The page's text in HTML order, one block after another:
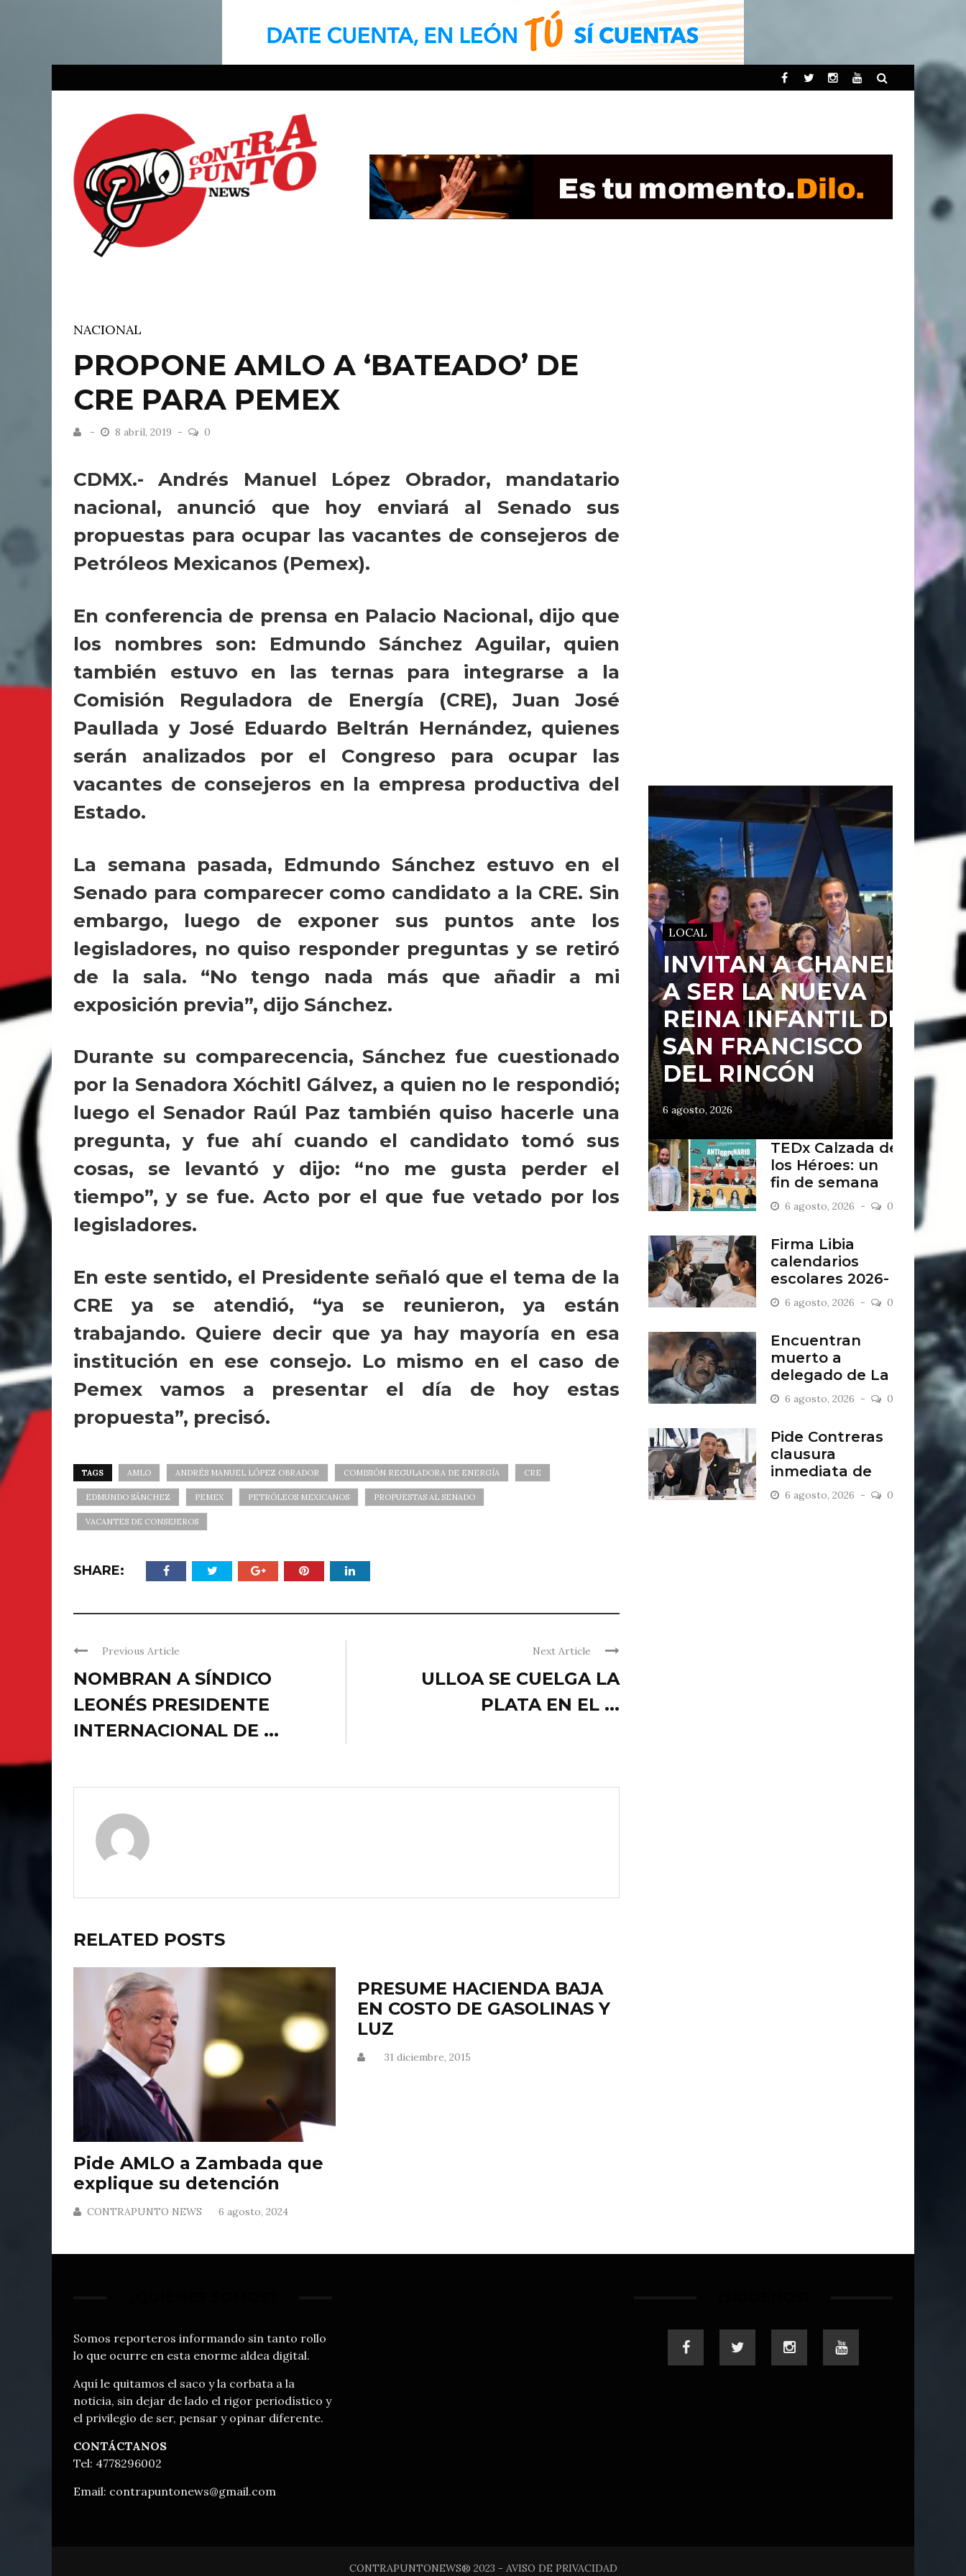
NACIONAL
PROPONE AMLO A ‘BATEADO’ DE
CRE PARA PEMEX
8 abril, 2019 0
CDMX.- Andrés Manuel López Obrador, mandatario
nacional, anunció que hoy enviará al Senado sus
propuestas para ocupar las vacantes de consejeros de
Petróleos Mexicanos (Pemex).
En conferencia de prensa en Palacio Nacional, dijo que
los nombres son: Edmundo Sánchez Aguilar, quien
también estuvo en las ternas para integrarse a la
Comisión Reguladora de Energía (CRE), Juan José
Paullada y José Eduardo Beltrán Hernández, quienes
serán analizados por el Congreso para ocupar las
vacantes de consejeros en la empresa productiva del
Estado.
La semana pasada, Edmundo Sánchez estuvo en el
Senado para comparecer como candidato a la CRE. Sin
embargo, luego de exponer sus puntos ante los
legisladores, no quiso responder preguntas y se retiró
de la sala. “No tengo nada más que añadir a mi
exposición previa”, dijo Sánchez.
Durante su comparecencia, Sánchez fue cuestionado
por la Senadora Xóchitl Gálvez, a quien no le respondió;
luego el Senador Raúl Paz también quiso hacerle una
pregunta, y fue ahí cuando el candidato tomó sus
cosas, se levantó y dijo: “no me gusta perder el
tiempo”, y se fue. Acto por el que fue vetado por los
legisladores.
En este sentido, el Presidente señaló que el tema de la
CRE ya se atendió, “ya se reunieron, ya están
trabajando. Quiere decir que ya hay mayoría en esa
institución en ese consejo. Lo mismo en el caso de
Pemex vamos a presentar el día de hoy estas
propuesta”, precisó.
TAGS AMLO ANDRÉS MANUEL LÓPEZ OBRADOR COMISIÓN REGULADORA DE ENERGÍA CRE
EDMUNDO SÁNCHEZ PEMEX PETRÓLEOS MEXICANOS PROPUESTAS AL SENADO
VACANTES DE CONSEJEROS
SHARE:
Previous Article
NOMBRAN A SÍNDICO
LEONÉS PRESIDENTE
INTERNACIONAL DE ...
Next Article
ULLOA SE CUELGA LA
PLATA EN EL ...
RELATED POSTS
Pide AMLO a Zambada que
explique su detención
CONTRAPUNTO NEWS 6 agosto, 2024
PRESUME HACIENDA BAJA
EN COSTO DE GASOLINAS Y
LUZ
31 diciembre, 2015
LOCAL
INVITAN A CHANEL
A SER LA NUEVA
REINA INFANTIL DE
SAN FRANCISCO
DEL RINCÓN
6 agosto, 2026
TEDx Calzada de
los Héroes: un
fin de semana
“Antiordinario”
en León
6 agosto, 2026 0
Firma Libia
calendarios
escolares 2026-
2027
6 agosto, 2026 0
Encuentran
muerto a
delegado de La
Sandía
6 agosto, 2026 0
Pide Contreras
clausura
inmediata de
escombrera “Los
Lopez”
6 agosto, 2026 0
Somos reporteros informando sin tanto rollo
lo que ocurre en esta enorme aldea digital.
Aquí le quitamos el saco y la corbata a la
noticia, sin dejar de lado el rigor periodístico y
el privilegio de ser, pensar y opinar diferente.
CONTÁCTANOS
Tel: 4778296002
Email: contrapuntonews@gmail.com
CONTRAPUNTONEWS® 2023 - AVISO DE PRIVACIDAD